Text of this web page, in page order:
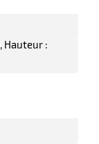
Hauteur :